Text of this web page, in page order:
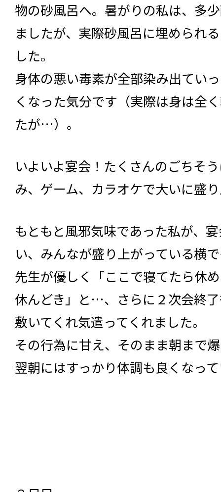
物の砂風呂へ。暑がりの私は、多
ましたが、実際砂風呂に埋められ
した。
身体の悪い毒素が全部染み出てい
くなった気分です（実際は身は全
たが…）。
いよいよ宴会！たくさんのごちそ
み、ゲーム、カラオケで大いに盛
もともと風邪気味であった私が、
い、みんなが盛り上がっている横
先生が優しく「ここで寝てたら休
休んどき」と…、さらに２次会終
敷いてくれ気遣ってくれました。
その行為に甘え、そのまま朝まで
翌朝にはすっかり体調も良くなっ